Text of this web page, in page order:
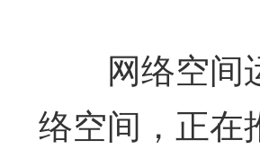
网络空间运
络空间，正在